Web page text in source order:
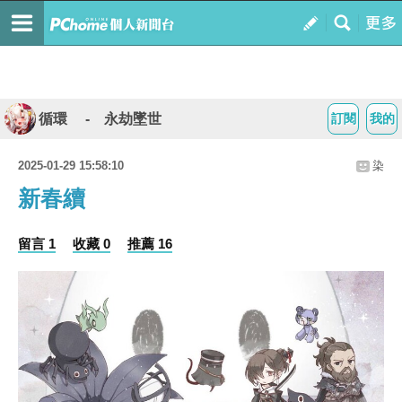
我的
訂閱
循環 - 永劫墜世
2025-01-29 15:58:10 染
新春續
留言 1 收藏 0 推薦 16